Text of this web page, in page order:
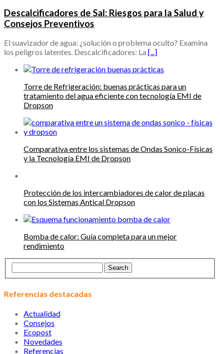
Descalcificadores de Sal: Riesgos para la Salud y
Consejos Preventivos
El suavizador de agua: ¿solución o problema oculto? Examina
los peligros latentes. Descalcificadores: La [...]
Torre de Refrigeración: buenas prácticas para un
tratamiento del agua eficiente con tecnología EMI de
Dropson
Comparativa entre los sistemas de Ondas Sonico-Físicas
y la Tecnología EMI de Dropson
Protección de los intercambiadores de calor de placas
con los Sistemas Antical Dropson
Bomba de calor: Guía completa para un mejor
rendimiento
Referencias destacadas
Actualidad
Consejos
Ecopost
Novedades
Referencias